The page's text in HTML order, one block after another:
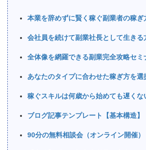
本業を辞めずに賢く稼ぐ副業者の稼ぎ
会社員を続けて副業社長として生きる
全体像を網羅できる副業完全攻略セミ
あなたのタイプに合わせた稼ぎ方を選
稼ぐスキルは何歳から始めても遅くな
ブログ記事テンプレート【基本構造】
90分の無料相談会（オンライン開催）